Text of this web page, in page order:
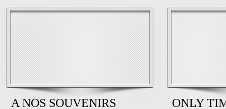
A NOS SOUVENIRS ONLY